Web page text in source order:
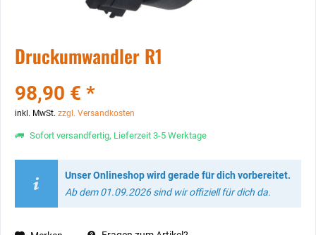
Druckumwandler R1
98,90 € *
inkl. MwSt. zzgl. Versandkosten
Sofort versandfertig, Lieferzeit 3-5 Werktage
Unser Onlineshop wird gerade für dich vorbereitet.
Ab dem 01.09.2026 sind wir offiziell für dich da.